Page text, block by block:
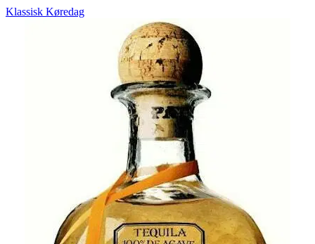
Klassisk Køredag